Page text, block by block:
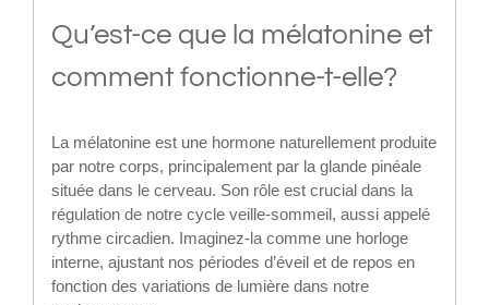
Qu’est-ce que la mélatonine et
comment fonctionne-t-elle?
La mélatonine est une hormone naturellement produite
par notre corps, principalement par la glande pinéale
située dans le cerveau. Son rôle est crucial dans la
régulation de notre cycle veille-sommeil, aussi appelé
rythme circadien. Imaginez-la comme une horloge
interne, ajustant nos périodes d’éveil et de repos en
fonction des variations de lumière dans notre